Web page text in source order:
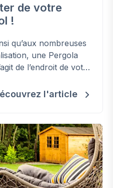
de votre
!
qu’aux nombreuses
une Pergola
de l’endroit de votre
l'article